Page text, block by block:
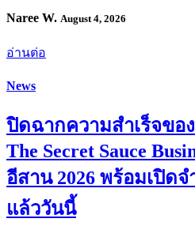
Naree W. August 4, 2026
อ่านต่อ
News
ปิดฉากความสำเร็จขอ
The Secret Sauce
อีสาน 2026 พร้อมเปิด
แล้ววันนี้